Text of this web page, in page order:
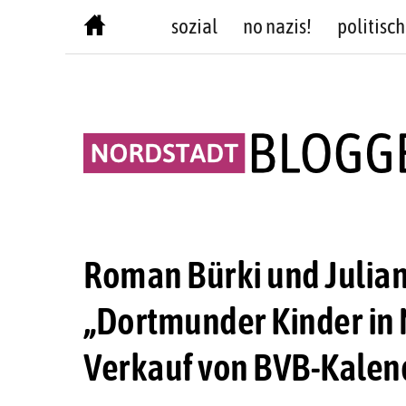
sozial no nazis! politisch
Roman Bürki und
„Dortmunder Kinder in
Verkauf von BVB-